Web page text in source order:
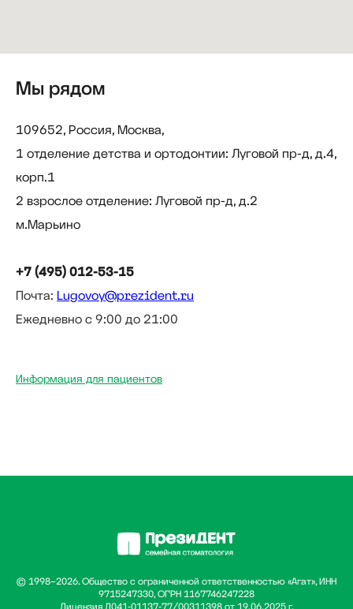
Мы рядом
109652, Россия, Москва,
1 отделение детства и ортодонтии: Луговой пр-д, д.4,
корп.1
2 взрослое отделение: Луговой пр-д, д.2
м.Марьино
+7 (495) 012-53-15
Почта: Lugovoy@prezident.ru
Ежедневно с 9:00 до 21:00
Информация для пациентов
© 1998–2026. Общество с ограниченной ответственностью «Агат», ИНН
9715247330, ОГРН 1167746247228
Лицензия Л041-01137-77/00311398 от 19.06.2025 г.